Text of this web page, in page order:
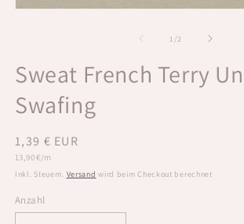
1 /von
2
Sweat French Terry
Swafing
Normaler
Preis
1,39 € EUR
Grundpreis
13,90 €/m
Inkl. Steuern. Versand wird beim Checkout berechnet
Anzahl
Anzahl